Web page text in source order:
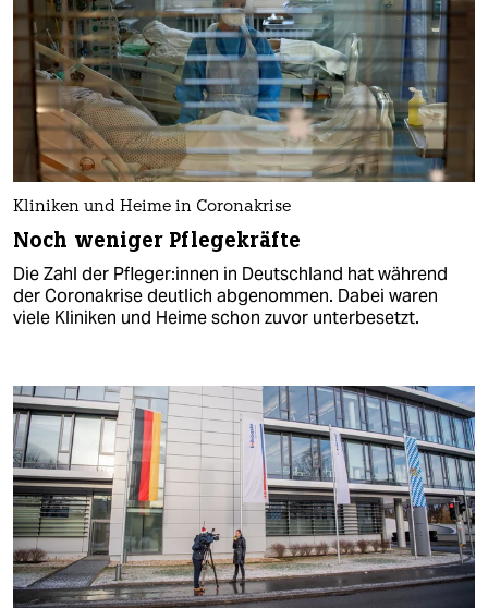
Kliniken und Heime in Coronakrise
Noch weniger Pflegekräfte
Die Zahl der Pfle­ge­r:in­nen in Deutschland hat während
der Coronakrise deutlich abgenommen. Dabei waren
viele Kliniken und Heime schon zuvor unterbesetzt.